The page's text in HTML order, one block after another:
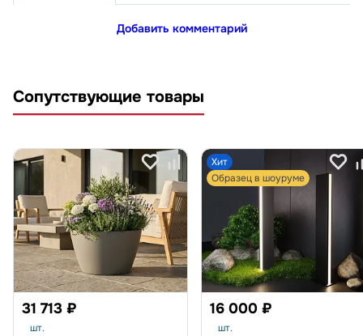
Добавить комментарий
Сопутствующие товары
31 713 ₽
шт.
Хит
Образец в шоуруме
16 000 ₽
шт.